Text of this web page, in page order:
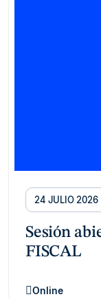
24 JULIO 2026
Sesión
FISCAL
Online